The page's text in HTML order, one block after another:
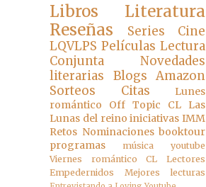
Libros
Literatura
Reseñas
Series
Cine
LQVLPS Películas Lectura
Conjunta
Novedades
literarias
Blogs Amazon
Sorteos
Citas
Lunes
romántico
Off Topic
CL Las
Lunas del reino iniciativas IMM
Retos Nominaciones booktour
programas
música
youtube
Viernes romántico
CL Lectores
Empedernidos
Mejores lecturas